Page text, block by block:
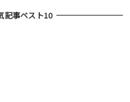
記事ベスト10